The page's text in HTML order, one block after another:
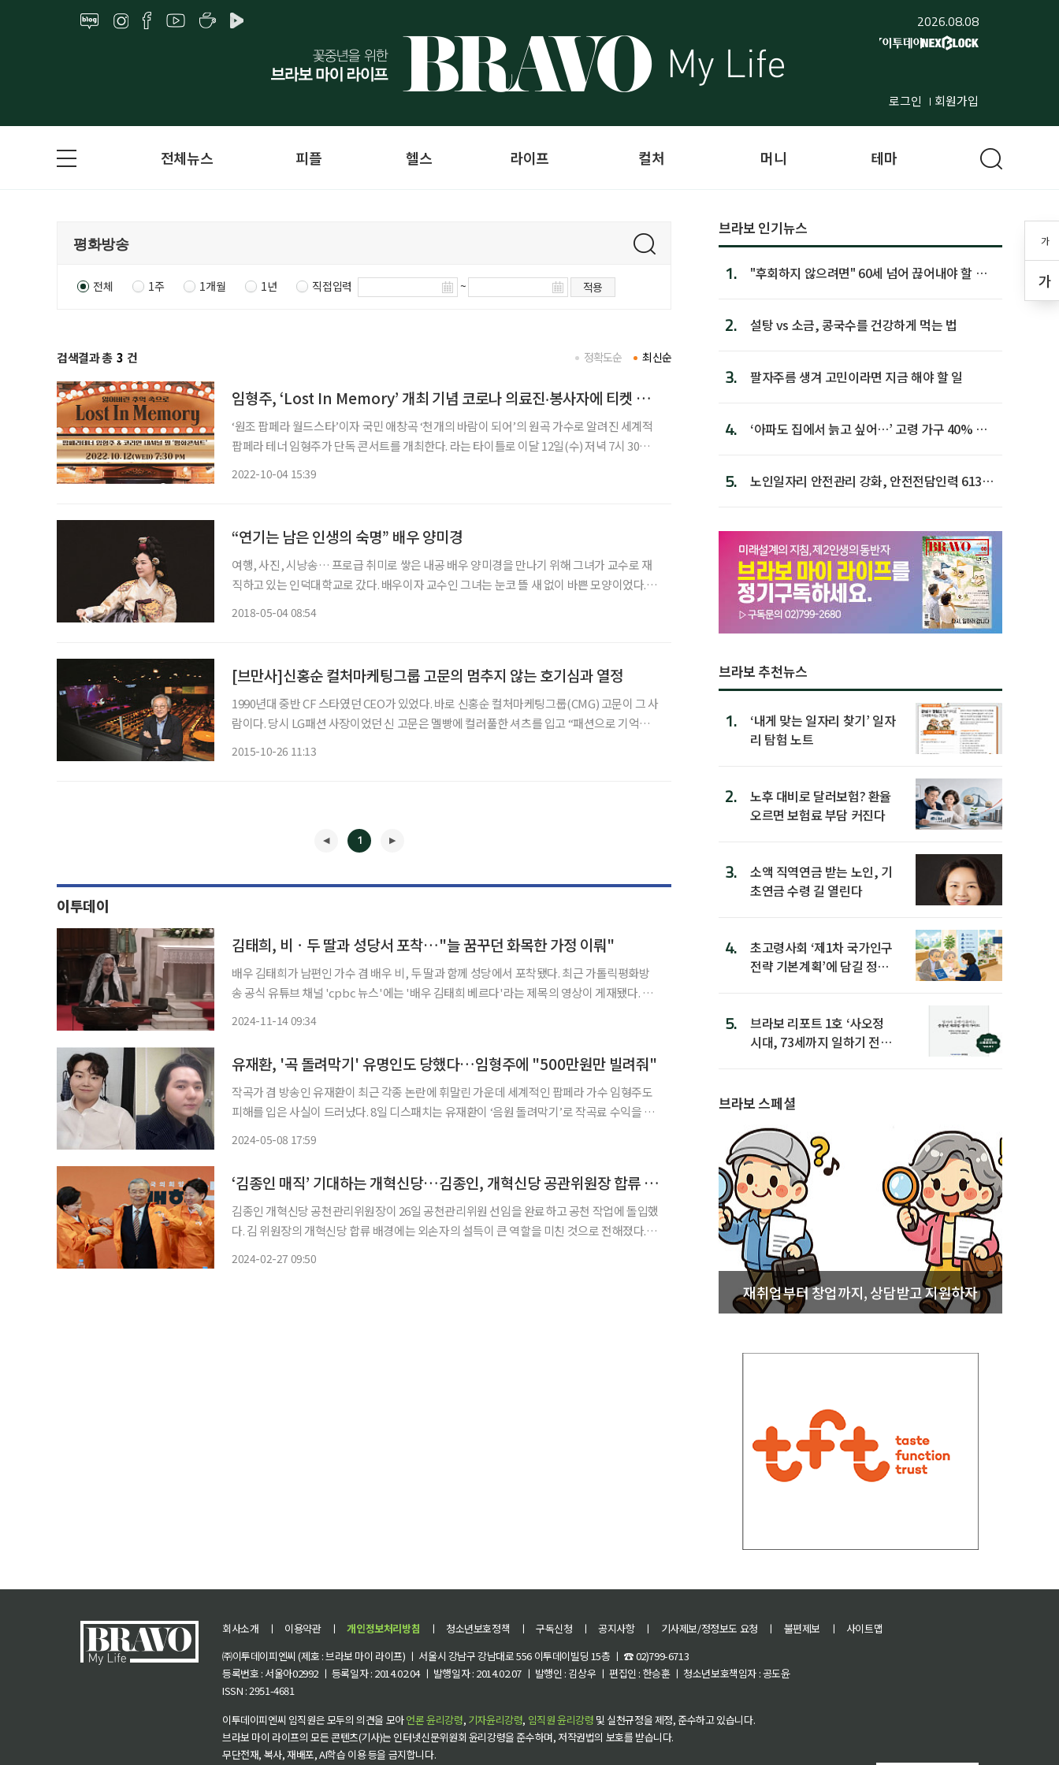
2026.08.08
로그인 회원가입
가
가
전체뉴스 피플 헬스 라이프 컬처 머니 테마
전체 1주 1개월 1년 직접입력 ~ 적용
검색결과 총 3 건 최신순
정확도순
임형주, ‘Lost In Memory’ 개최 기념 코로나 의료진‧봉사자에 티켓 기부
‘원조 팝페라 월드스타’이자 국민 애창곡 ‘천개의 바람이 되어’의 원곡 가수로 알려진 세계적
팝페라 테너 임형주가 단독 콘서트를 개최한다. 라는 타이틀로 이달 12일(수) 저녁 7시 30분
2022-10-04 15:39
“연기는 남은 인생의 숙명” 배우 양미경
여행, 사진, 시낭송… 프로급 취미로 쌓은 내공 배우 양미경을 만나기 위해 그녀가 교수로 재
직하고 있는 인덕대학교로 갔다. 배우이자 교수인 그녀는 눈코 뜰 새 없이 바쁜 모양이었다. 몇
2018-05-04 08:54
[브만사]신홍순 컬처마케팅그룹 고문의 멈추지 않는 호기심과 열정
1990년대 중반 CF 스타였던 CEO가 있었다. 바로 신홍순 컬처마케팅그룹(CMG) 고문이 그 사
람이다. 당시 LG패션 사장이었던 신 고문은 멜빵에 컬러풀한 셔츠를 입고 “패션으로 기억되
2015-10-26 11:13
1
이투데이
김태희, 비ㆍ두 딸과 성당서 포착…"늘 꿈꾸던 화목한 가정 이뤄"
배우 김태희가 남편인 가수 겸 배우 비, 두 딸과 함께 성당에서 포착됐다. 최근 가톨릭평화방
송 공식 유튜브 채널 'cpbc 뉴스'에는 '배우 김태희 베르다'라는 제목의 영상이 게재됐다. 공
2024-11-14 09:34
유재환, '곡 돌려막기' 유명인도 당했다…임형주에 "500만원만 빌려줘"
작곡가 겸 방송인 유재환이 최근 각종 논란에 휘말린 가운데 세계적인 팝페라 가수 임형주도
피해를 입은 사실이 드러났다. 8일 디스패치는 유재환이 ‘음원 돌려막기’로 작곡료 수익을 불
2024-05-08 17:59
‘김종인 매직’ 기대하는 개혁신당…김종인, 개혁신당 공관위원장 합류 배경은
김종인 개혁신당 공천관리위원장이 26일 공천관리위원 선임을 완료하고 공천 작업에 돌입했
다. 김 위원장의 개혁신당 합류 배경에는 외손자의 설득이 큰 역할을 미친 것으로 전해졌다.
2024-02-27 09:50
브라보 인기뉴스
1.
"후회하지 않으려면" 60세 넘어 끊어내야 할 사
2. 설탕 vs 소금, 콩국수를 건강하게 먹는 법
3. 팔자주름 생겨 고민이라면 지금 해야 할 일
4.
‘아파도 집에서 늙고 싶어…’ 고령 가구 40% 노
5.
노인일자리 안전관리 강화, 안전전담인력 613명
브라보 추천뉴스
1.
‘내게 맞는 일자리 찾기’ 일자
리 탐험 노트
2.
노후 대비로 달러보험? 환율
오르면 보험료 부담 커진다
3.
소액 직역연금 받는 노인, 기
초연금 수령 길 열린다
4.
초고령사회 ‘제1차 국가인구
전략 기본계획’에 담길 정책
5.
브라보 리포트 1호 ‘사오정
시대, 73세까지 일하기 전략’
브라보 스페셜
재취업부터 창업까지, 상담받고 지원하자
회사소개 ㅣ 이용약관 ㅣ 개인정보처리방침 ㅣ 청소년보호정책 ㅣ 구독신청 ㅣ 공지사항 ㅣ 기사제보/정정보도 요청 ㅣ 불편제보 ㅣ
사이트맵
㈜이투데이피엔씨 (제호 : 브라보 마이 라이프) ㅣ 서울시 강남구 강남대로 556 이투데이빌딩 15층 ㅣ ☎ 02)799-6713
등록번호 : 서울아02992 ㅣ 등록일자 : 2014.02.04 ㅣ 발행일자 : 2014.02.07 ㅣ 발행인 : 김상우 ㅣ 편집인 : 한승훈 ㅣ 청소년보호책임자 : 공도윤
ISSN : 2951-4681
이투데이피엔씨 임직원은 모두의 의견을 모아언론 윤리강령, 기자윤리강령, 임직원 윤리강령 및 실천규정을 제정, 준수하고 있습니다.
브라보 마이 라이프의 모든 콘텐츠(기사)는 인터넷신문위원회 윤리강령을 준수하며, 저작권법의 보호를 받습니다.
무단전재, 복사, 재배포, AI학습 이용 등을 금지합니다.